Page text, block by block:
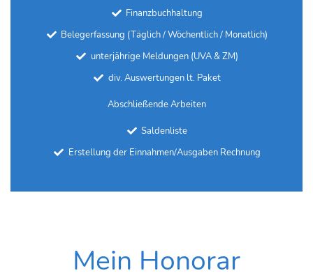
Finanzbuchhaltung
Belegerfassung (Täglich / Wöchentlich / Monatlich)
unterjährige Meldungen (UVA & ZM)
div. Auswertungen lt. Paket
Abschließende Arbeiten
Saldenliste
Erstellung der Einnahmen/Ausgaben Rechnung
Mein Honorar